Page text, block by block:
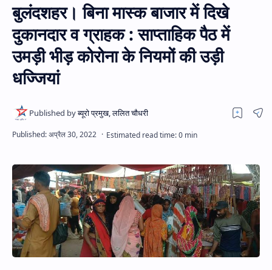
Hidden Menu
Hidden Menu
बुलंदशहर। बिना मास्क बाजार में दिखे
दुकानदार व ग्राहक : साप्ताहिक पैठ में
उमड़ी भीड़ कोरोना के नियमों की उड़ी
धज्जियां